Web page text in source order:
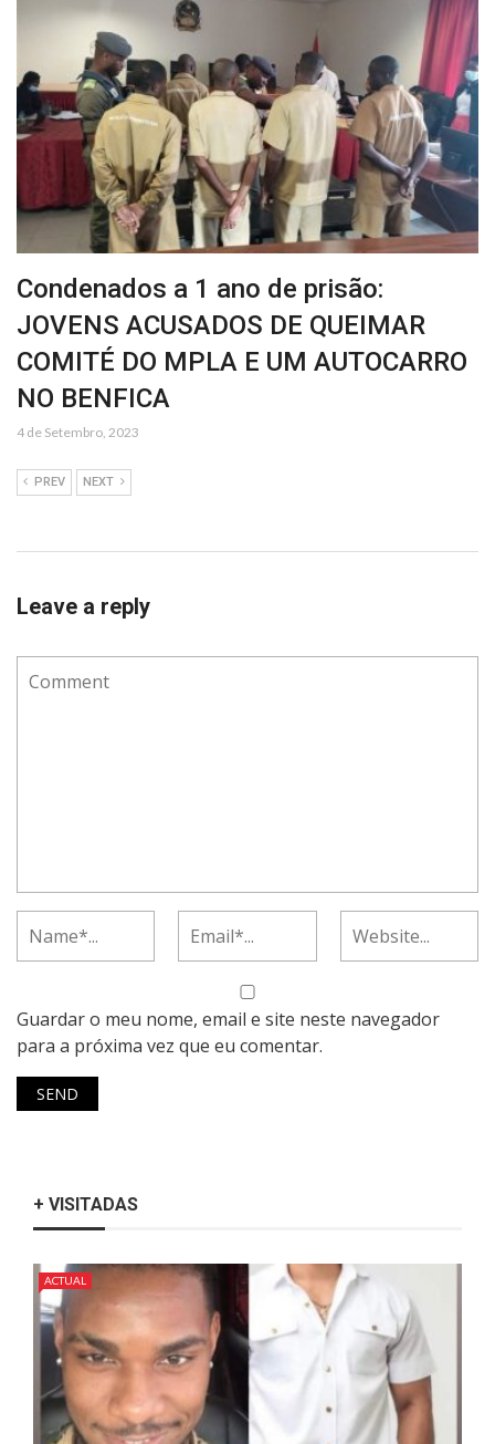
Condenados a 1 ano de prisão:
JOVENS ACUSADOS DE QUEIMAR
COMITÉ DO MPLA E UM AUTOCARRO
NO BENFICA
4 de Setembro, 2023
PREV NEXT
Leave a reply
Guardar o meu nome, email e site neste navegador
para a próxima vez que eu comentar.
+ VISITADAS
ACTUAL